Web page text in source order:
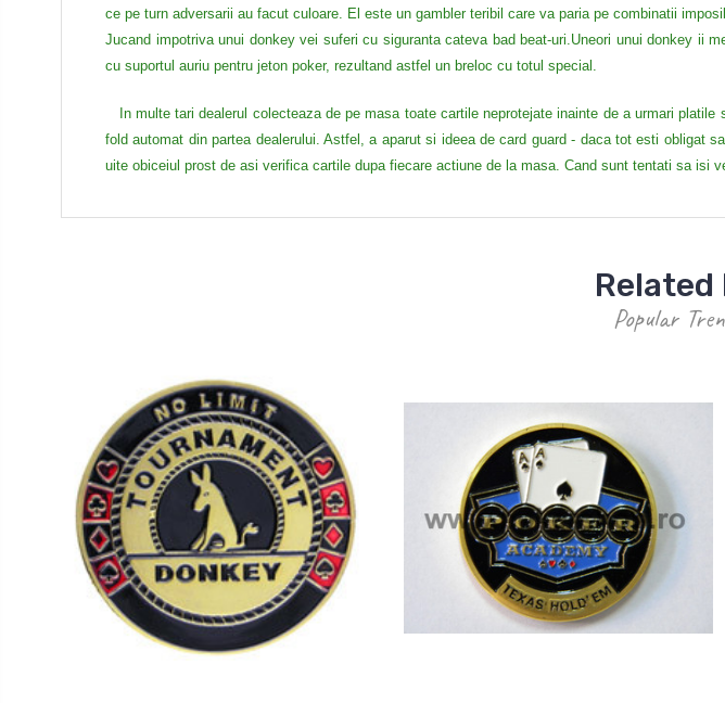
ce pe turn adversarii au facut culoare. El este un gambler teribil care va paria pe combinatii
Jucand impotriva unui donkey vei suferi cu siguranta cateva bad beat-uri.Uneori unui donkey ii
cu suportul auriu pentru jeton poker, rezultand astfel un breloc cu totul special.
In multe tari dealerul colecteaza de pe masa toate cartile neprotejate inainte de a urmari
fold automat din partea dealerului. Astfel, a aparut si ideea de card guard - daca tot esti
uite obiceiul prost de asi verifica cartile dupa fiecare actiune de la masa. Cand sunt tentati sa isi
Popular